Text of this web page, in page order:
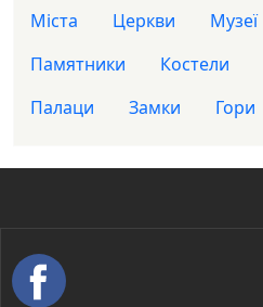
Міста Церкви Музеї
Памятники
Костели
Палаци
Замки Гори